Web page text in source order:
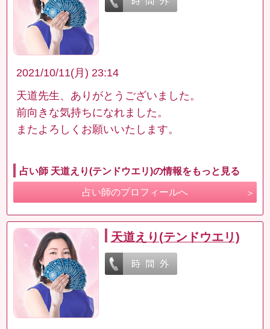
2021/10/11(月) 23:14
天道先生、ありがとうございました。
前向きな気持ちになれました。
またよろしくお願いいたします。
占い師 天道えり(テンドウエリ)の情報をもっと見る
占い師のプロフィールへ
天道えり(テンドウエリ)